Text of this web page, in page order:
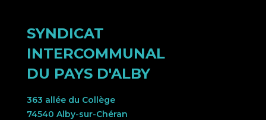
SYNDICAT
INTERCOMMUNAL
DU PAYS D'ALBY
363 allée du Collège
74540 Alby-sur-Chéran